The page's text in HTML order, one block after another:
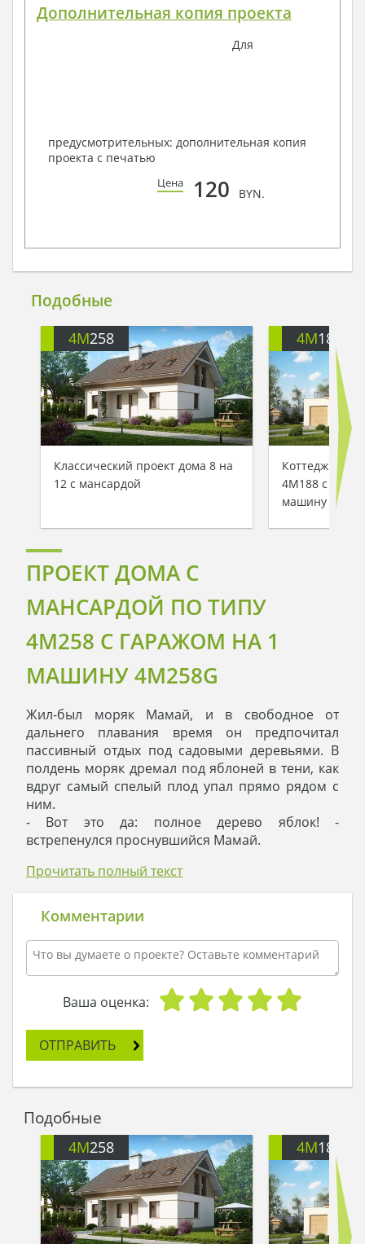
Дополнительная копия проекта
Для
предусмотрительных: дополнительная копия
проекта с печатью
Цена 120 BYN.
Подобные
4M258
Классический проект дома 8 на
12 с мансардой
4M188G
Коттедж с
4M188 с
машину
ПРОЕКТ ДОМА С
МАНСАРДОЙ ПО ТИПУ
4M258 С ГАРАЖОМ НА 1
МАШИНУ 4M258G
Жил-был моряк Мамай, и в свободное от
дальнего плавания время он предпочитал
пассивный отдых под садовыми деревьями. В
полдень моряк дремал под яблоней в тени, как
вдруг самый спелый плод упал прямо рядом с
ним.
- Вот это да: полное дерево яблок! -
встрепенулся проснувшийся Мамай.
варенья, и уже собирался слазить, но увидел
получше, Мамай достал свою верную спутницу –
подзорную трубу, и внимательно посмотрел
через нее на дом.
Строение оказалось двухэтажным,
респектабельным и вызвало немалый интерес
моряка, который львиную долю своей жизни
момент его раздумий о прекрасном под
деревом послышался затейливый голос:
- Ага, - ответил он, не отрывая глаз от трубы.
- А внутри побывать хочешь?
- Ага.
- Тогда приходи в гости!
И на этой ноте он наконец-то посмотрел вниз,
увидев симпатичную курносую девчонку.
- Да живу я в том домике, - ответила она и
убежала.
Мамай наконец-то понял, что случилось: он
Прочитать полный текст
Комментарии
Ваша оценка:
ОТПРАВИТЬ
Подобные
4M258 4M188G